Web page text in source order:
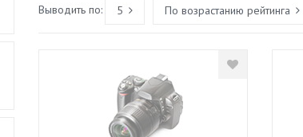
Выводить по: 5 По возрастанию рейтинга